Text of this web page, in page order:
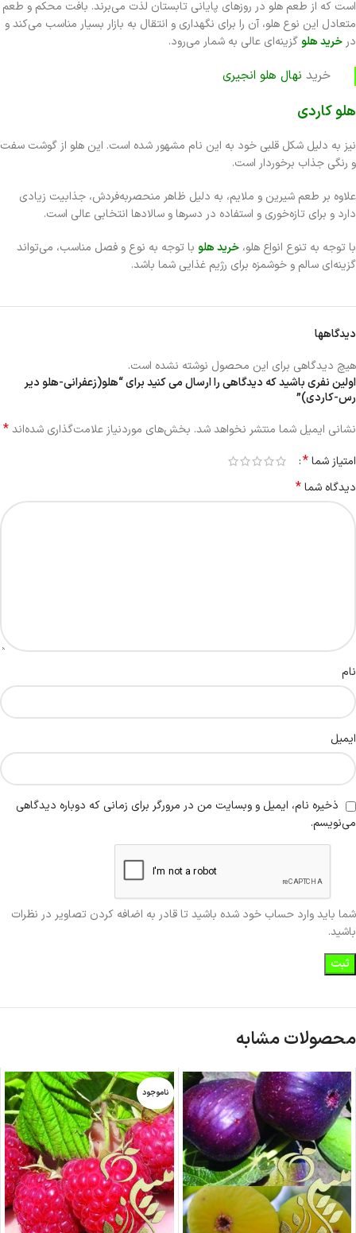
است که از طعم هلو در روزهای پایانی تابستان لذت می‌برند. بافت محکم و طعم
متعادل این نوع هلو، آن را برای نگهداری و انتقال به بازار بسیار مناسب می‌کند و
در خرید هلو گزینه‌ای عالی به شمار می‌رود.
خرید نهال هلو انجیری
هلو کاردی
نیز به دلیل شکل قلبی خود به این نام مشهور شده است. این هلو از گوشت سفت
و رنگی جذاب برخوردار است.
علاوه بر طعم شیرین و ملایم، به دلیل ظاهر منحصر‌به‌فردش، جذابیت زیادی
دارد و برای تازه‌خوری و استفاده در دسرها و سالادها انتخابی عالی است.
با توجه به تنوع انواع هلو، خرید هلو با توجه به نوع و فصل مناسب، می‌تواند
گزینه‌ای سالم و خوشمزه برای رژیم غذایی شما باشد.
دیدگاهها
هیچ دیدگاهی برای این محصول نوشته نشده است.
اولین نفری باشید که دیدگاهی را ارسال می کنید برای “هلو(زعفرانی-هلو دیر
رس-کاردی)”
نشانی ایمیل شما منتشر نخواهد شد. بخش‌های موردنیاز علامت‌گذاری شده‌اند*
امتیاز شما*
دیدگاه شما*
نام
ایمیل
ذخیره نام، ایمیل و وبسایت من در مرورگر برای زمانی که دوباره دیدگاهی
می‌نویسم.
شما باید وارد حساب خود شده باشید تا قادر به اضافه کردن تصاویر در نظرات
باشید.
محصولات مشابه
ناموجود